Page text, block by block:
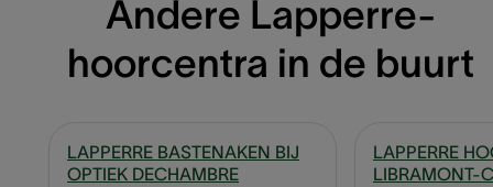
Andere Lapperre-
hoorcentra in de buurt
LAPPERRE BASTENAKEN BIJ
OPTIEK DECHAMBRE
LAPPERRE
LIBRAMONT-